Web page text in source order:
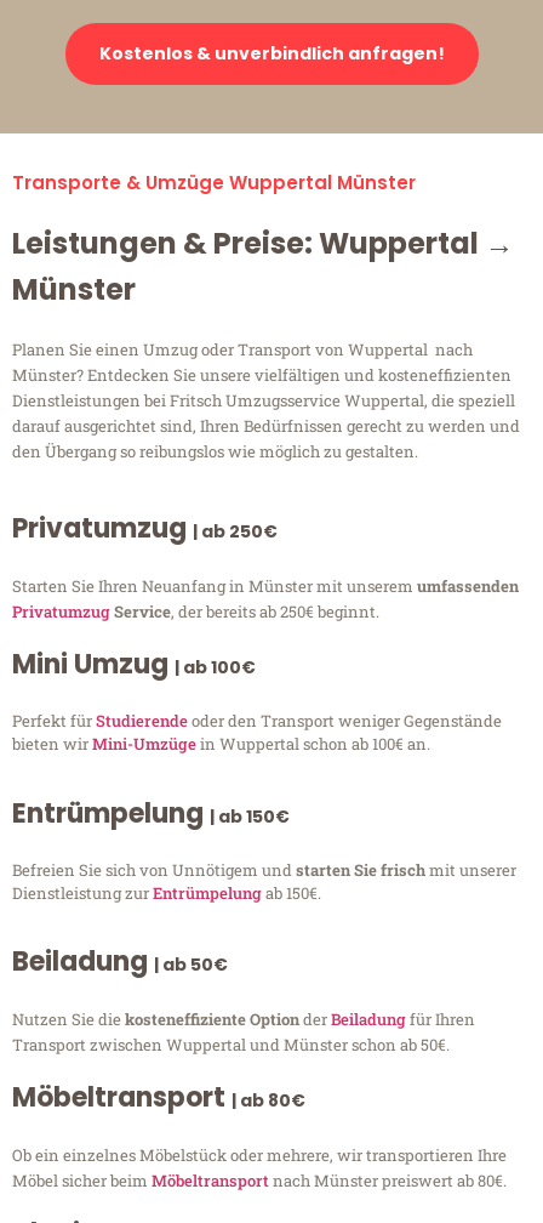
Kostenlos & unverbindlich anfragen!
Transporte & Umzüge Wuppertal Münster
Leistungen & Preise: Wuppertal →
Münster
Planen Sie einen Umzug oder Transport von Wuppertal nach
Münster? Entdecken Sie unsere vielfältigen und kosteneffizienten
Dienstleistungen bei Fritsch Umzugsservice Wuppertal, die speziell
darauf ausgerichtet sind, Ihren Bedürfnissen gerecht zu werden und
den Übergang so reibungslos wie möglich zu gestalten.
Privatumzug | ab 250€
Starten Sie Ihren Neuanfang in Münster mit unserem umfassenden
PrivatumzugService, der bereits ab 250€ beginnt.
Mini Umzug | ab 100€
Perfekt fürStudierendeoder den Transport weniger Gegenstände
bieten wirMini-Umzügein Wuppertal schon ab 100€ an.
Entrümpelung | ab 150€
Befreien Sie sich von Unnötigem undstarten Sie frischmit unserer
Dienstleistung zurEntrümpelungab 150€.
Beiladung | ab 50€
Nutzen Sie diekosteneffiziente OptionderBeiladungfür Ihren
Transport zwischen Wuppertal und Münster schon ab 50€.
Möbeltransport | ab 80€
Ob ein einzelnes Möbelstück oder mehrere, wir transportieren Ihre
Möbel sicher beim Möbeltransportnach Münster preiswert ab 80€.